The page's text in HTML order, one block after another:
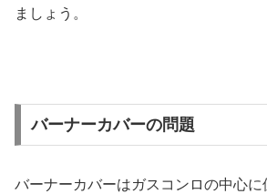
ましょう。
バーナーカバーの問題
バーナーカバーはガスコンロの中心